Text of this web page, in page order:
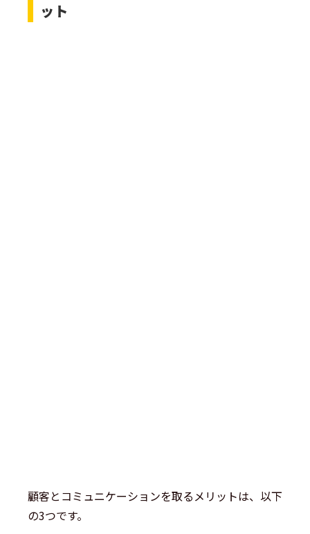
ット
顧客とコミュニケーションを取るメリットは、以下
の3つです。